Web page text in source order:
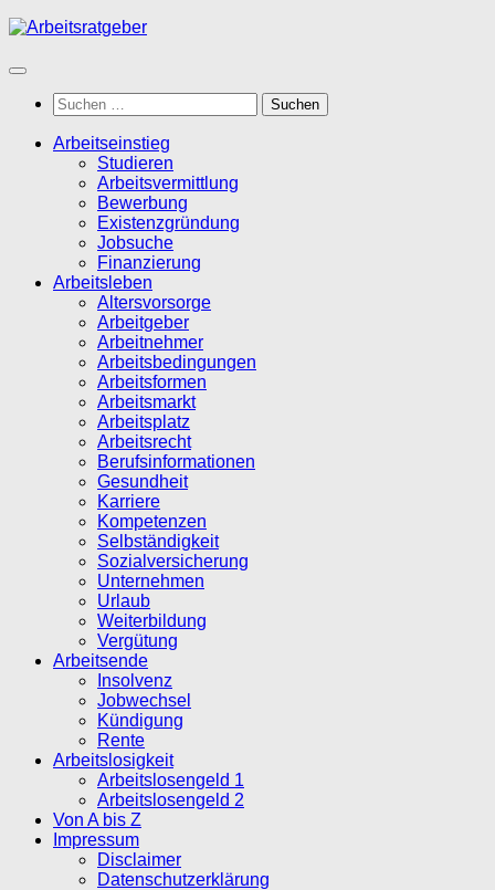
Zum
springen
Suchen
nach:
Arbeitseinstieg
Studieren
Arbeitsvermittlung
Bewerbung
Existenzgründung
Jobsuche
Finanzierung
Arbeitsleben
Altersvorsorge
Arbeitgeber
Arbeitnehmer
Arbeitsbedingungen
Arbeitsformen
Arbeitsmarkt
Arbeitsplatz
Arbeitsrecht
Berufsinformationen
Gesundheit
Karriere
Kompetenzen
Selbständigkeit
Sozialversicherung
Unternehmen
Urlaub
Weiterbildung
Vergütung
Arbeitsende
Insolvenz
Jobwechsel
Kündigung
Rente
Arbeitslosigkeit
Arbeitslosengeld 1
Arbeitslosengeld 2
Von A bis Z
Impressum
Disclaimer
Datenschutzerklärung